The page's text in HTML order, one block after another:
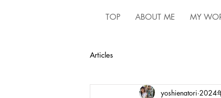
TOP ABOUT ME MY
Articles
yoshienatori 2024